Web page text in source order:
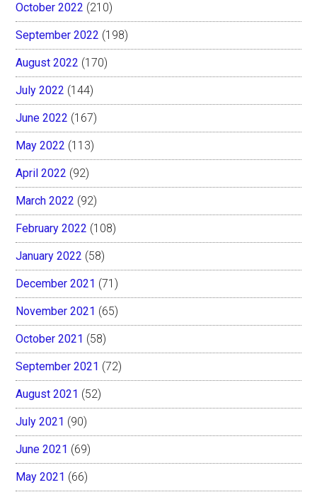
October 2022 (210)
September 2022 (198)
August 2022 (170)
July 2022 (144)
June 2022 (167)
May 2022 (113)
April 2022 (92)
March 2022 (92)
February 2022 (108)
January 2022 (58)
December 2021 (71)
November 2021 (65)
October 2021 (58)
September 2021 (72)
August 2021 (52)
July 2021 (90)
June 2021 (69)
May 2021 (66)